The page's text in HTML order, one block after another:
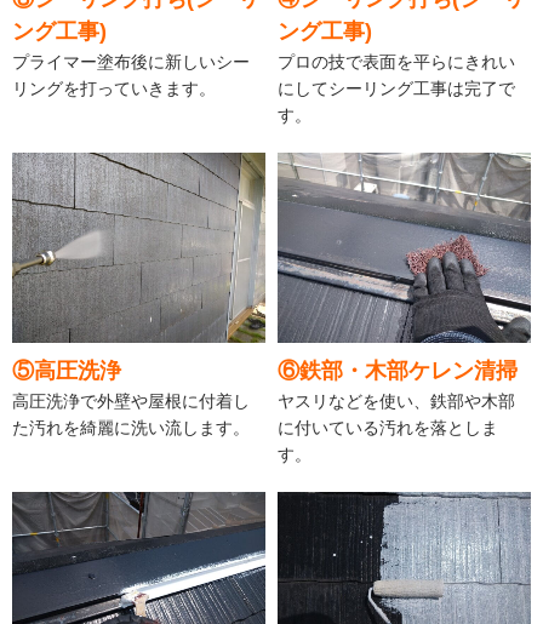
ング工事)
プライマー塗布後に新しいシー
リングを打っていきます。
ング工事)
プロの技で表面を平らにきれい
にしてシーリング工事は完了で
す。
⑤高圧洗浄
高圧洗浄で外壁や屋根に付着し
た汚れを綺麗に洗い流します。
⑥鉄部・木部ケレン清掃
ヤスリなどを使い、鉄部や木部
に付いている汚れを落としま
す。